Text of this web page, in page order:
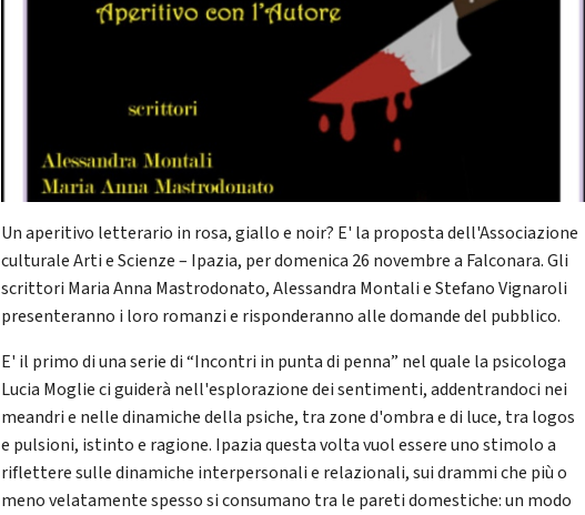
Un aperitivo letterario in rosa, giallo e noir? E' la proposta dell'Associazione
culturale Arti e Scienze – Ipazia, per domenica 26 novembre a Falconara. Gli
scrittori Maria Anna Mastrodonato, Alessandra Montali e Stefano Vignaroli
presenteranno i loro romanzi e risponderanno alle domande del pubblico.
E' il primo di una serie di “Incontri in punta di penna” nel quale la psicologa
Lucia Moglie ci guiderà nell'esplorazione dei sentimenti, addentrandoci nei
meandri e nelle dinamiche della psiche, tra zone d'ombra e di luce, tra logos
e pulsioni, istinto e ragione. Ipazia questa volta vuol essere uno stimolo a
riflettere sulle dinamiche interpersonali e relazionali, sui drammi che più o
meno velatamente spesso si consumano tra le pareti domestiche: un modo